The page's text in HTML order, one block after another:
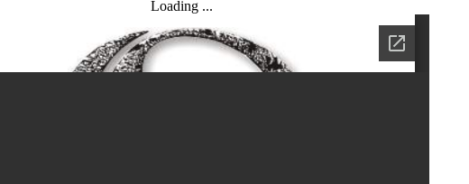
Loading ...